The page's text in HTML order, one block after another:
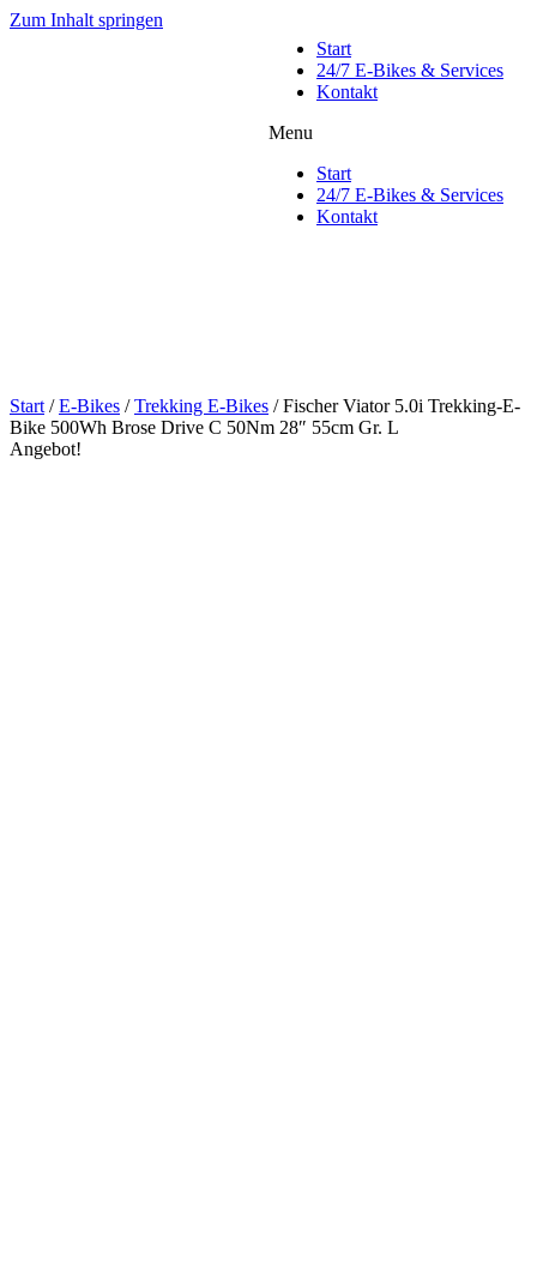
Zum Inhalt springen
Start
24/7 E-Bikes & Services
Kontakt
Menu
Start
24/7 E-Bikes & Services
Kontakt
Start /E-Bikes /Trekking E-Bikes / Fischer Viator 5.0i Trekking-E-
Bike 500Wh Brose Drive C 50Nm 28″ 55cm Gr. L
Angebot!